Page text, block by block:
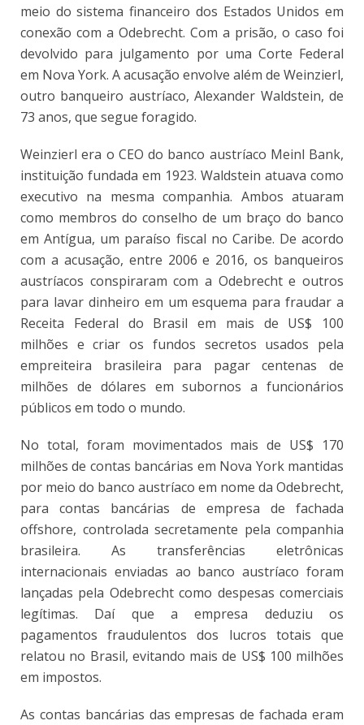
meio do sistema financeiro dos Estados Unidos em
conexão com a Odebrecht. Com a prisão, o caso foi
devolvido para julgamento por uma Corte Federal
em Nova York. A acusação envolve além de Weinzierl,
outro banqueiro austríaco, Alexander Waldstein, de
73 anos, que segue foragido.
Weinzierl era o CEO do banco austríaco Meinl Bank,
instituição fundada em 1923. Waldstein atuava como
executivo na mesma companhia. Ambos atuaram
como membros do conselho de um braço do banco
em Antígua, um paraíso fiscal no Caribe. De acordo
com a acusação, entre 2006 e 2016, os banqueiros
austríacos conspiraram com a Odebrecht e outros
para lavar dinheiro em um esquema para fraudar a
Receita Federal do Brasil em mais de US$ 100
milhões e criar os fundos secretos usados ​​pela
empreiteira brasileira para pagar centenas de
milhões de dólares em subornos a funcionários
públicos em todo o mundo.
No total, foram movimentados mais de US$ 170
milhões de contas bancárias em Nova York mantidas
por meio do banco austríaco em nome da Odebrecht,
para contas bancárias de empresa de fachada
offshore, controlada secretamente pela companhia
brasileira. As transferências eletrônicas
internacionais enviadas ao banco austríaco foram
lançadas pela Odebrecht como despesas comerciais
legítimas. Daí que a empresa deduziu os
pagamentos fraudulentos dos lucros totais que
relatou no Brasil, evitando mais de US$ 100 milhões
em impostos.
As contas bancárias das empresas de fachada eram